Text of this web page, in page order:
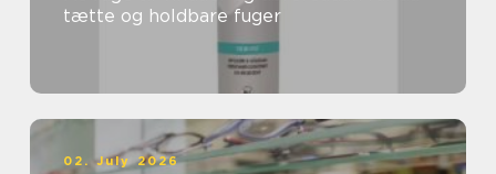
tætte og holdbare fuger
02. July 2026